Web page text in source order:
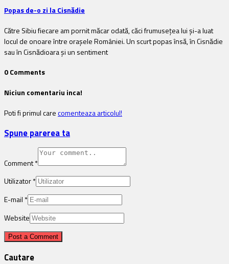
Popas de-o zi la Cisnădie
Către Sibiu fiecare am pornit măcar odată, căci frumuseţea lui şi-a luat
locul de onoare între oraşele României. Un scurt popas însă, în Cisnădie
sau în Cisnădioara şi un sentiment
0 Comments
Niciun comentariu inca!
Poti fi primul carecomenteaza articolul!
Spune parerea ta
Comment*
Utilizator*
E-mail *
Website
Cautare